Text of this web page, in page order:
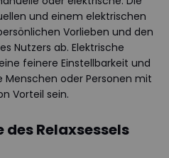
und einem elektrischen
Vorlieben und den
Nutzers ab. Elektrische
feinere Einstellbarkeit und
oder Personen mit
Vorteil sein.
Relaxsessels